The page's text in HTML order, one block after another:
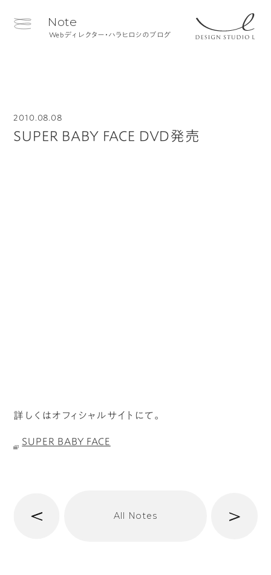
Note
Webディレクター・ハラヒロシのブログ
2010.08.08
SUPER BABY FACE DVD発売
詳しくはオフィシャルサイトにて。
SUPER BABY FACE
前 All Notes 次